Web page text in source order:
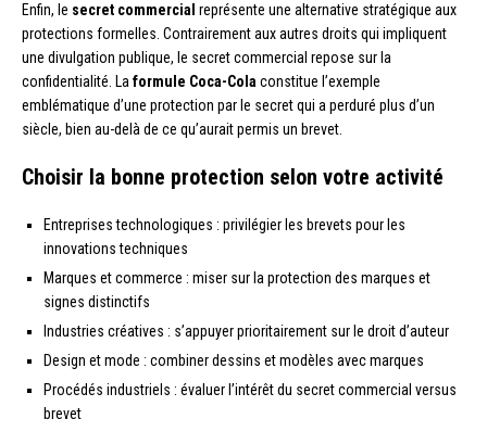
Enfin, le secret commercial représente une alternative stratégique aux
protections formelles. Contrairement aux autres droits qui impliquent
une divulgation publique, le secret commercial repose sur la
confidentialité. La formule Coca-Cola constitue l’exemple
emblématique d’une protection par le secret qui a perduré plus d’un
siècle, bien au-delà de ce qu’aurait permis un brevet.
Choisir la bonne protection selon votre activité
Entreprises technologiques : privilégier les brevets pour les
innovations techniques
Marques et commerce : miser sur la protection des marques et
signes distinctifs
Industries créatives : s’appuyer prioritairement sur le droit d’auteur
Design et mode : combiner dessins et modèles avec marques
Procédés industriels : évaluer l’intérêt du secret commercial versus
brevet